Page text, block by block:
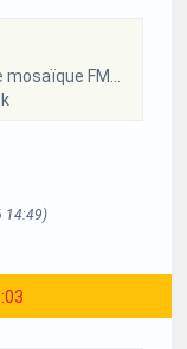
FM...
14:49)